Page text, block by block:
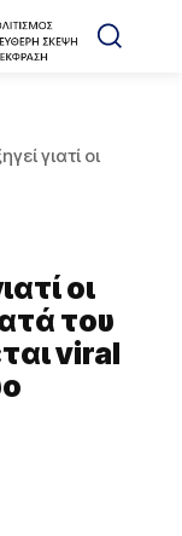
γιατί οι
οι
του
viral